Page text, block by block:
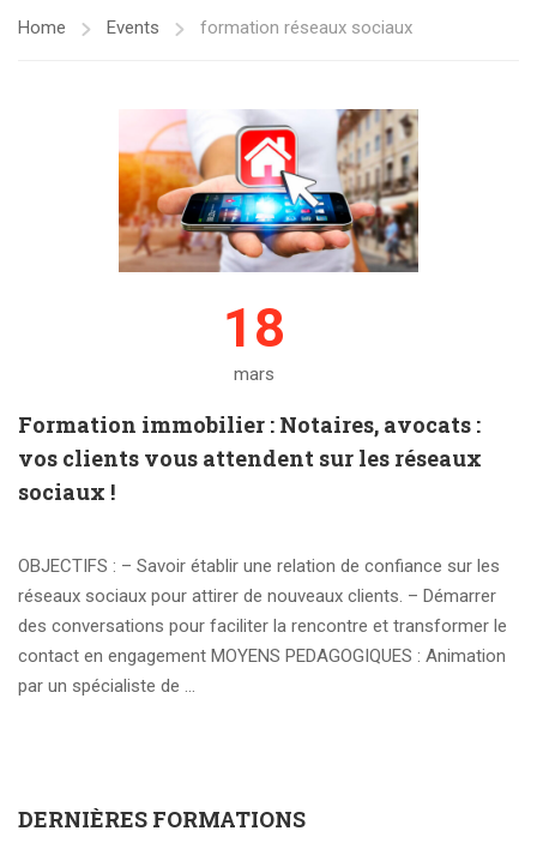
Home Events formation réseaux sociaux
18
mars
Formation immobilier : Notaires, avocats :
vos clients vous attendent sur les réseaux
sociaux !
OBJECTIFS : – Savoir établir une relation de confiance sur les
réseaux sociaux pour attirer de nouveaux clients. – Démarrer
des conversations pour faciliter la rencontre et transformer le
contact en engagement MOYENS PEDAGOGIQUES : Animation
par un spécialiste de …
DERNIÈRES FORMATIONS